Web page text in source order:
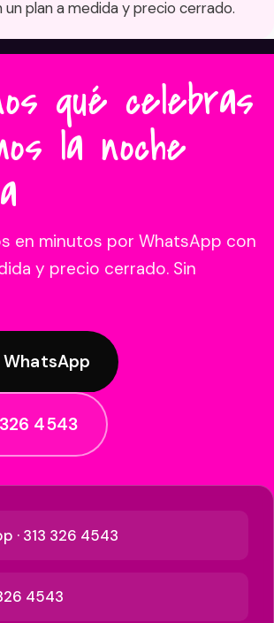
plan a medida y precio cerrado.
qué celebras
la noche
en minutos por WhatsApp con
y precio cerrado. Sin
4543
· 313 326 4543
4543